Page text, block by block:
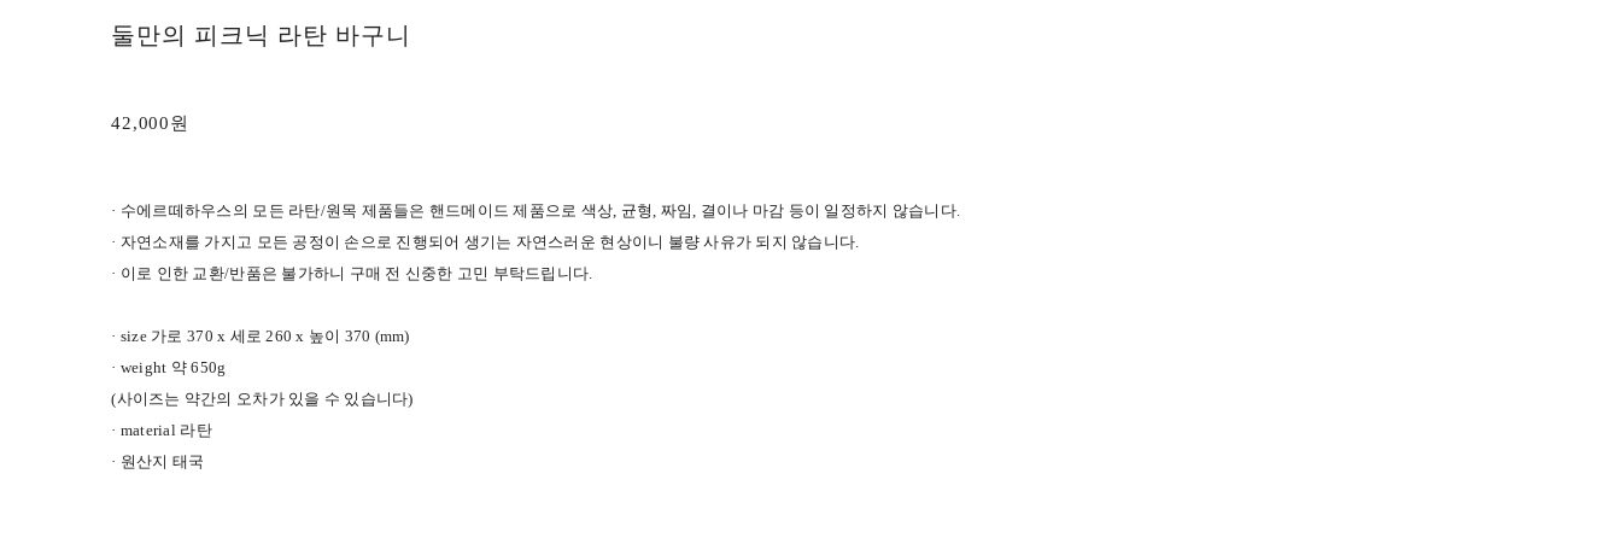
둘만의 피크닉 라탄 바구니
42,000원
· 수에르떼하우스의 모든 라탄/원목 제품들은 핸드메이드 제품으로 색상, 균형, 짜임, 결이나 마감 등이 일정하지 않습니다.
· 자연소재를 가지고 모든 공정이 손으로 진행되어 생기는 자연스러운 현상이니 불량 사유가 되지 않습니다.
· 이로 인한 교환/반품은 불가하니 구매 전 신중한 고민 부탁드립니다.
· size 가로 370 x 세로 260 x 높이 370 (mm)
· weight 약 650g
(사이즈는 약간의 오차가 있을 수 있습니다)
· material 라탄
· 원산지 태국